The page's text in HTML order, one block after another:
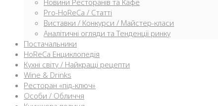
Новини Ресторанів та Кафе
Pro-HoReCa / Статті
Виставки / Конкурси / Майстер-класи
Аналітичні огляди та Тенденції ринку
Постачальники
HoReCa Енциклопедія
Кухні світу / Найкращі рецепти
Wine & Drinks
Ресторан «під-ключ»
Особи / Обличчя